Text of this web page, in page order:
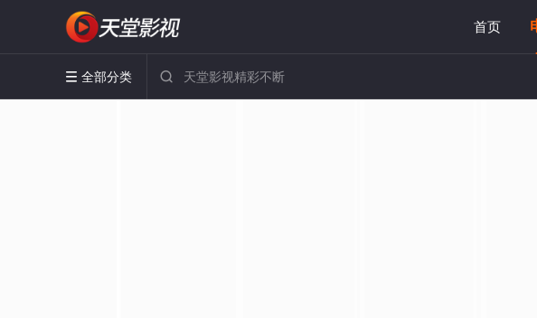
首页
 全部分类 